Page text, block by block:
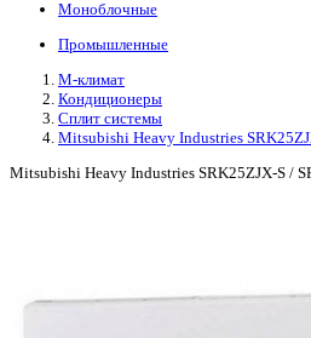
Моноблочные
Промышленные
М-климат
Кондиционеры
Сплит системы
Mitsubishi Heavy Industries
Mitsubishi Heavy Industries SRK25ZJX-S /